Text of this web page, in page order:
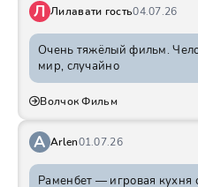
Л Лилавати гость04.07.26
Очень тяжёлый фильм.
мир, случайно
Волчок Фильм
A Arlen01.07.26
Раменбет — игровая кухня с